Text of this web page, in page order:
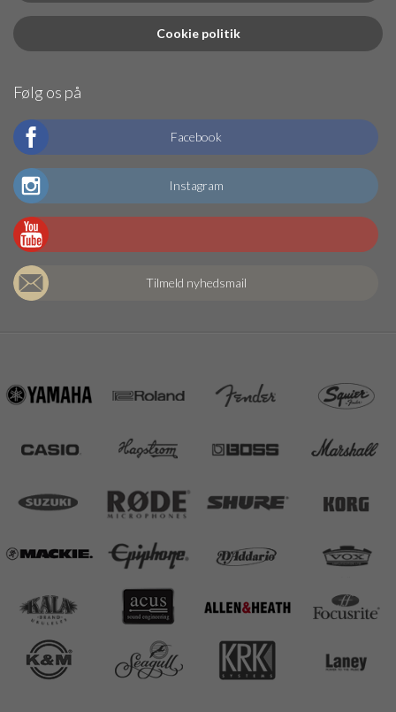
Cookie politik
Følg os på
Facebook
Instagram
Tilmeld nyhedsmail